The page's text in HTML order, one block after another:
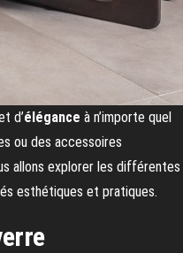
d’élégance à n’importe quel
ou des accessoires
allons explorer les différentes
esthétiques et pratiques.